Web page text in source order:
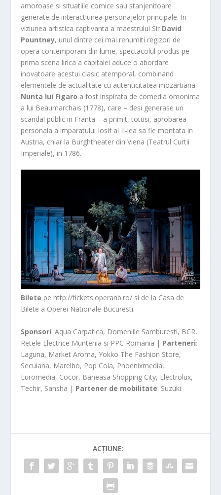
amoroase si situatiile comice sau stanjenitoare
generate de interactiunea personajelor principale. In
viziunea artistica captivanta a maestrului Sir David
Pountney, unul dintre cei mai renumiti regizori de
opera contemporani din lume, spectacolul produs pe
prima scena lirica a capitalei aduce o abordare
inovatoare acestui clasic atemporal, combinand
elementele de actualitate cu autenticitatea mozartiana.
Nunta lui Figaro a fost inspirata de comedia omonima
a lui Beaumarchais (1778), care – desi generase un
scandal public in Franta – a primit, totusi, aprobarea
personala a imparatului Iosif al II-lea sa fie montata in
Austria, chiar la Burghtheater din Viena (Teatrul Curtii
Imperiale), in 1786.
Bilete pe http://tickets.operanb.ro/ si de la Casa de
Bilete a Operei Nationale Bucuresti.
Sponsori: Aqua Carpatica, Domeniile Samburesti, BCR,
Retele Electrice Muntenia si PPC Romania | Parteneri:
Laguna, Market Aroma, Yokko The Fashion Store,
Secuiana, Marelbo, Pop Cola, Phoenixmedia,
Euromedia, Cocor, Baneasa Shopping City, Electrolux,
Techir, Sansha | Partener de mobilitate: Suzuki
ACȚIUNE: